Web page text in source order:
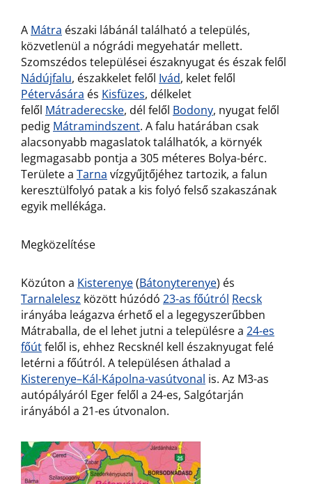
A Mátra északi lábánál található a település,
közvetlenül a nógrádi megyehatár mellett.
Szomszédos települései északnyugat és észak felől
Nádújfalu, északkelet felől Ivád, kelet felől
Pétervására és Kisfüzes, délkelet
felől Mátraderecske, dél felől Bodony, nyugat felől
pedig Mátramindszent. A falu határában csak
alacsonyabb magaslatok találhatók, a környék
legmagasabb pontja a 305 méteres Bolya-bérc.
Területe a Tarna vízgyűjtőjéhez tartozik, a falun
keresztülfolyó patak a kis folyó felső szakaszának
egyik mellékága.
Megközelítése
Közúton a Kisterenye(Bátonyterenye) és
Tarnalelesz között húzódó 23-as főútról Recsk
irányába leágazva érhető el a legegyszerűbben
Mátraballa, de el lehet jutni a településre a 24-es
főútfelől is, ehhez Recsknél kell északnyugat felé
letérni a főútról. A településen áthalad a
Kisterenye–Kál-Kápolna-vasútvonal is. Az M3-as
autópályáról Eger felől a 24-es, Salgótarján
irányából a 21-es útvonalon.